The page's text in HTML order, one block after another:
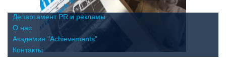
Департамент PR и рекламы
О нас
Академия "Achievements"
Контакты